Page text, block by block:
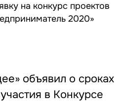
объявил о сроках
в Конкурсе